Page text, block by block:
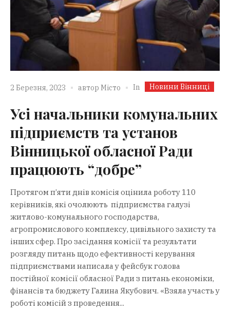
2 Березня, 2023 автор Місто In Новини Вінниці
Усі начальники комунальних
підприємств та установ
Вінницької обласної Ради
працюють “добре”
Протягом п’яти днів комісія оцінила роботу 110
керівників, які очолюють підприємства галузі
житлово-комунального господарства,
агропромислового комплексу, цивільного захисту та
інших сфер. Про засідання комісії та результати
розгляду питань щодо ефективності керування
підприємствами написала у фейсбук голова
постійної комісії обласної Ради з питань економіки,
фінансів та бюджету Галина Якубович. «Взяла участь у
роботі комісій з проведення...